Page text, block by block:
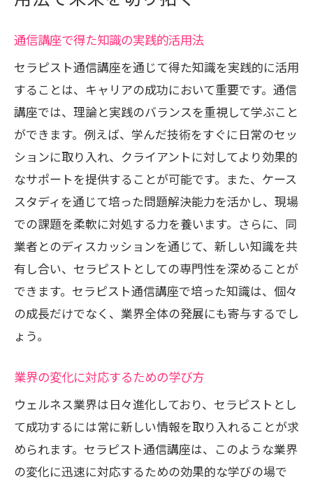
通信講座で得た知識の実践的活用法
セラピスト通信講座を通じて得た知識を実践的に活用
することは、キャリアの成功において重要です。通信
講座では、理論と実践のバランスを重視して学ぶこと
ができます。例えば、学んだ技術をすぐに日常のセッ
ションに取り入れ、クライアントに対してより効果的
なサポートを提供することが可能です。また、ケース
スタディを通じて培った問題解決能力を活かし、現場
での課題を柔軟に対処する力を養います。さらに、同
業者とのディスカッションを通じて、新しい知識を共
有し合い、セラピストとしての専門性を深めることが
できます。セラピスト通信講座で培った知識は、個々
の成長だけでなく、業界全体の発展にも寄与するでし
ょう。
業界の変化に対応するための学び方
ウェルネス業界は日々進化しており、セラピストとし
て成功するには常に新しい情報を取り入れることが求
められます。セラピスト通信講座は、このような業界
の変化に迅速に対応するための効果的な学びの場で